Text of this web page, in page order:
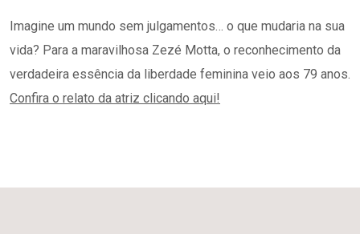
Imagine um mundo sem julgamentos… o que mudaria na sua
vida?​ Para a maravilhosa Zezé Motta, o reconhecimento da
verdadeira essência da liberdade feminina veio aos 79 anos.
Confira o relato da atriz clicando aqui!